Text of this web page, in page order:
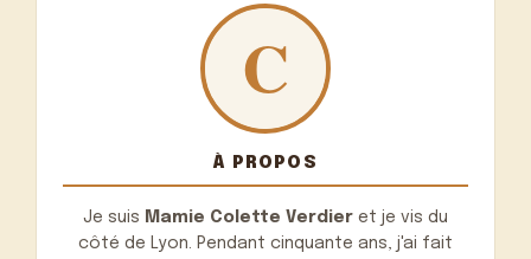
À PROPOS
Je suis Mamie Colette Verdier et je vis du
côté de Lyon. Pendant cinquante ans, j'ai fait